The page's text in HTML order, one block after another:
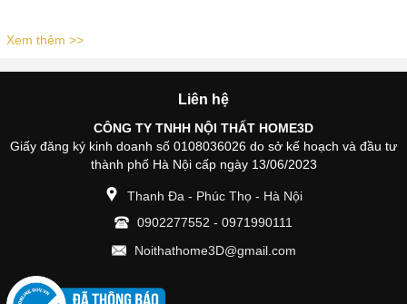
Xem thêm >>
Liên hệ
CÔNG TY TNHH NỘI THẤT HOME3D
Giấy đăng ký kinh doanh số 0108036026 do sở kế hoạch và đầu tư
thành phố Hà Nội cấp ngày 13/06/2023
Thanh Đa - Phúc Thọ - Hà Nội
0902277552 - 0971990111
Noithathome3D@gmail.com